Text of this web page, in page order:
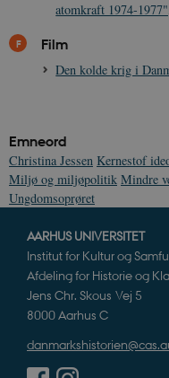
atomkraft 1974-
Film
Den kolde krig i
Emneord
Christina Jessen Kernestof
Miljø og miljøpolitik Mindre
Ungdomsoprøret
AARHUS UNIVERSITET
Institut for Kultur og
Afdeling for Historie og
Jens Chr. Skous Vej 5
8000 Aarhus C
Nødvendige
Nødvendige
Navn
be_typo_user